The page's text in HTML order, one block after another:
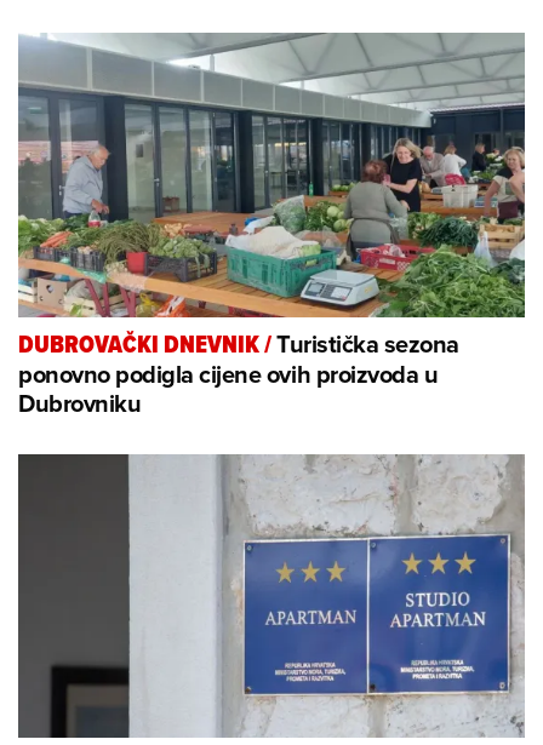
DUBROVAČKI DNEVNIK/Turistička sezona
ponovno podigla cijene ovih proizvoda u
Dubrovniku